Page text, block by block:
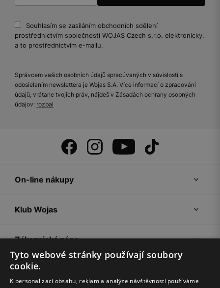
Souhlasím se zasíláním obchodních sdělení
prostřednictvím společnosti WOJAS Czech s.r.o. elektronicky,
a to prostřednictvím e-mailu.
Správcem vašich osobních údajů spracúvaných v súvislosti s
odosielaním newslettera je Wojas S.A. Více informací o zpracování
údajů, vrátane tvojich práv, nájdeš v Zásadách ochrany osobných
údajov: rozbal
On-line nákupy
Klub Wojas
Zákaznická zóna
Společnost Wojas
Tyto webové stránky používají soubory
cookie.
K personalizaci obsahu, reklam a analýze návštěvnosti používáme